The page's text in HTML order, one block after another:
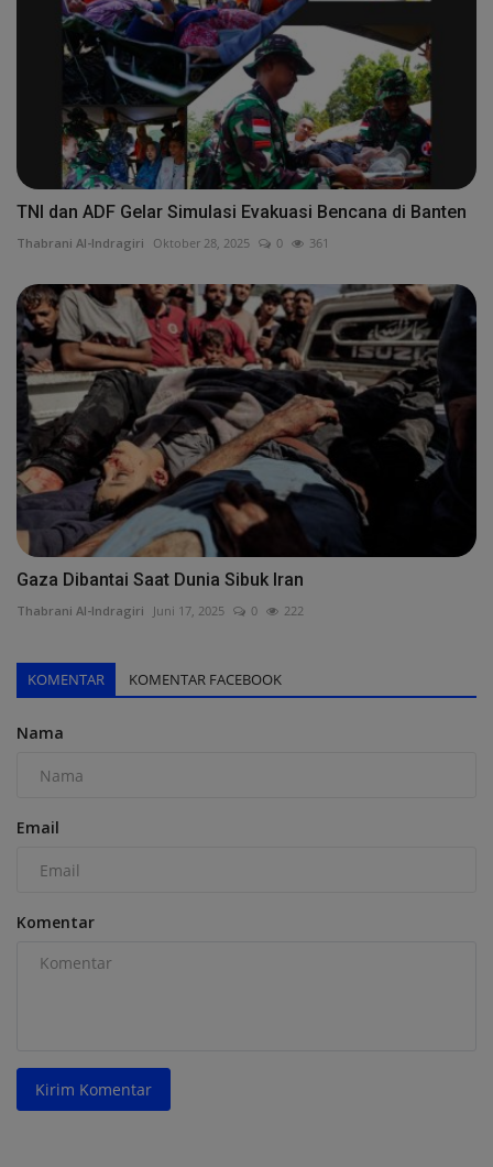
TNI dan ADF Gelar Simulasi Evakuasi Bencana di Banten
Thabrani Al-Indragiri Oktober 28, 2025 0 361
Gaza Dibantai Saat Dunia Sibuk Iran
Thabrani Al-Indragiri Juni 17, 2025 0 222
KOMENTAR KOMENTAR FACEBOOK
Nama
Email
Komentar
Kirim Komentar